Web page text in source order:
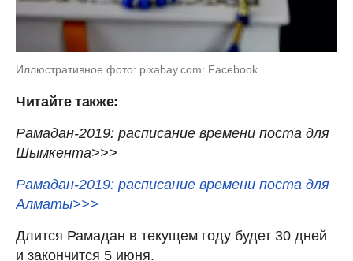
Иллюстративное фото: pixabay.com: Facebook
Читайте также:
Рамадан-2019: расписание времени поста для
Шымкента>>>
Рамадан-2019: расписание времени поста для
Алматы>>>
Длится Рамадан в текущем году будет 30 дней
и закончится 5 июня.